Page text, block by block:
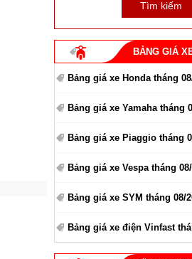
BẢNG GIÁ
Bảng giá xe Honda tháng
Bảng giá xe Yamaha tháng
Bảng giá xe Piaggio tháng
Bảng giá xe Vespa tháng
Bảng giá xe SYM tháng 08/
Bảng giá xe điện Vinfast